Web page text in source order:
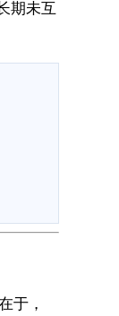
期未互
于，